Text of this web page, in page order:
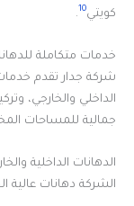
كويتي10
.
خدمات متكاملة
شركة جدار تقدم
الداخلي والخارجي،
جمالية للمساحات
الدهانات الداخلية
الشركة دهانات عالية